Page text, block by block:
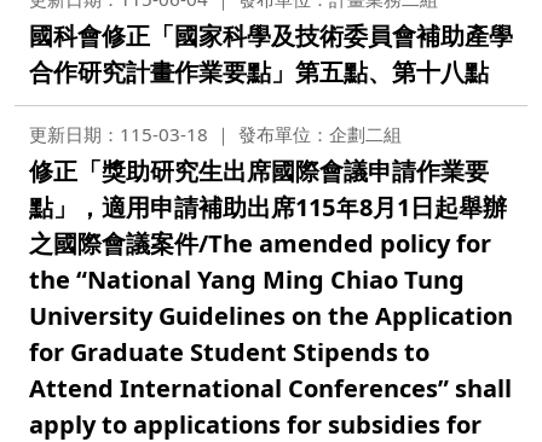
國科會修正「國家科學及技術委員會補助產學
合作研究計畫作業要點」第五點、第十八點
更新日期：115-03-18 發布單位：企劃二組
修正「獎助研究生出席國際會議申請作業要
點」，適用申請補助出席115年8月1日起舉辦
之國際會議案件/The amended policy for
the “National Yang Ming Chiao Tung
University Guidelines on the Application
for Graduate Student Stipends to
Attend International Conferences” shall
apply to applications for subsidies for